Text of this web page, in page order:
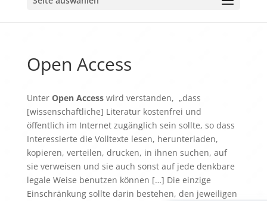
Open Access
Unter Open Accesswird verstanden, „dass
[wissenschaftliche] Literatur kostenfrei und
öffentlich im Internet zugänglich sein sollte, so dass
Interessierte die Volltexte lesen, herunterladen,
kopieren, verteilen, drucken, in ihnen suchen, auf
sie verweisen und sie auch sonst auf jede denkbare
legale Weise benutzen können […] Die einzige
Einschränkung sollte darin bestehen, den jeweiligen